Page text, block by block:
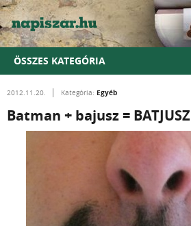
ÖSSZES KATEGÓRIA
2012.11.20. Kategória: Egyéb
Batman + bajusz = BATJUSZ